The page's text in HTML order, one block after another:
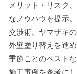
メリット・リスク
なノウハウを提示
交渉術、ヤマザキ
外壁塗り替えを進
季節ごとのベスト
施工事例を参考に